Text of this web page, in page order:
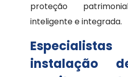
proteção
inteligente e integrada.
instalação